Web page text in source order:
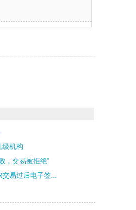
级机构
，交易被拒绝”
易过后电子签...